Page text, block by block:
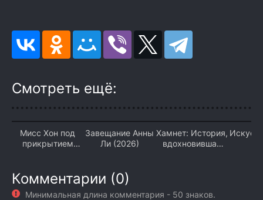
Смотреть ещё:
Мисс Хон под
прикрытием
Завещание Анны
Ли (2026)
Хамнет: История,
вдохновившая
Комментарии (0)
Минимальная длина комментария - 50 знаков.